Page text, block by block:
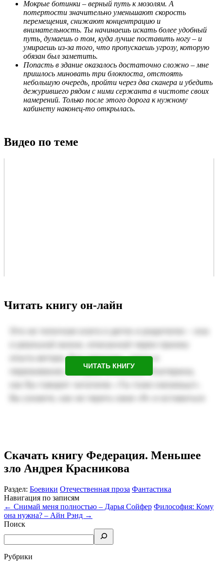
Мокрые ботинки – верный путь к мозолям. А
потертости значительно уменьшают скорость
перемещения, снижают концентрацию и
внимательность. Ты начинаешь искать более удобный
путь, думаешь о том, куда лучше поставить ногу – и
умираешь из-за того, что пропускаешь угрозу, которую
обязан был заметить.
Попасть в здание оказалось достаточно сложно – мне
пришлось миновать три блокпоста, отстоять
небольшую очередь, пройти через два сканера и убедить
дежурившего рядом с ними сержанта в чистоте своих
намерений. Только после этого дорога к нужному
кабинету наконец-то открылась.
Видео по теме
Читать книгу он-лайн
ЧИТАТЬ КНИГУ
Скачать книгу Федерация. Меньшее
зло Андрея Красникова
Раздел: Боевики Отечественная проза Фантастика
Навигация по записям
← Снимай меня полностью – Дарья Сойфер Философия: Кому
она нужна? – Айн Рэнд →
Поиск
Рубрики